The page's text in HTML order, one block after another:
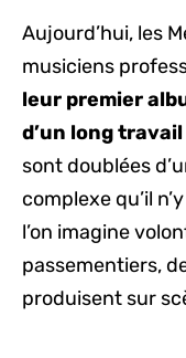
Aujourd’hui, les
musiciens
leur premier
d’un long
sont doublées
complexe qu’il
l’on imagine
passementiers,
produisent sur